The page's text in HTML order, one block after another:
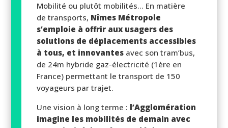
Mobilité ou plutôt mobilités… En matière
de transports, Nîmes Métropole
s’emploie à offrir aux usagers des
solutions de déplacements accessibles
à tous, et innovantes avec son tram’bus,
de 24m hybride gaz-électricité (1ère en
France) permettant le transport de 150
voyageurs par trajet.
Une vision à long terme : l’Agglomération
imagine les mobilités de demain avec